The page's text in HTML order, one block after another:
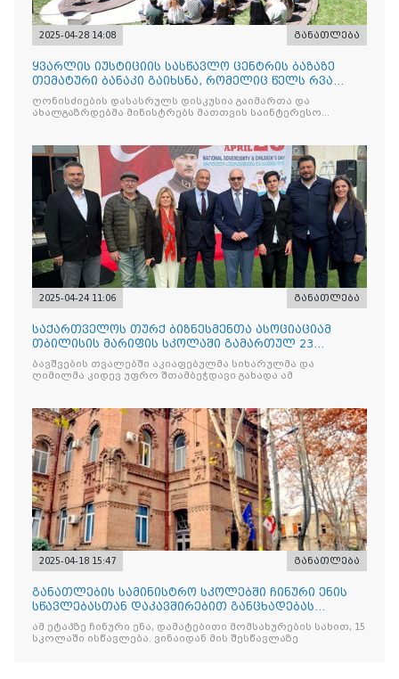
2025-04-28 14:08 განათლება
ყვარლის იუსტიციის სასწავლო ცენტრის ბაზაზე
თემატური ბანაკი გაიხსნა, რომელიც წელს რვა
ნაკადად ჩატარდებ
ღონისძიების დასასრულს დისკუსია გაიმართა და
ახალგაზრდებმა მინისტრებს მათთვის საინტერესო
2025-04-24 11:06 განათლება
საქართველოს თურქ ბიზნესმენთა ასოციაციამ
თბილისის მარიფის სკოლაში გამართულ 23
აპრილის ეროვნული სუვერე
ბავშვების თვალებში აკიაფებულმა სიხარულმა და
ღიმილმა კიდევ უფრო შთამბეჭდავი გახადა ამ
2025-04-18 15:47 განათლება
განათლების სამინისტრო სკოლებში ჩინური ენის
სწავლებასთან დაკავშირებით განცხადებას
ავრცელებს
ამ ეტაპზე ჩინური ენა, დამატებითი მომსახურების სახით, 15
სკოლაში ისწავლება. ვინაიდან მის შესწავლაზე